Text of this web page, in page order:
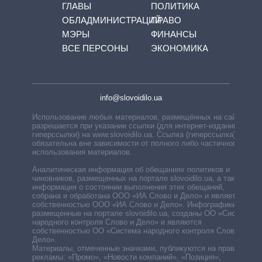
ГЛАВЫ
ОБЛАДМИНИСТРАЦИЙ
МЭРЫ
ВСЕ ПЕРСОНЫ
ПОЛИТИКА
ПРАВО
ФИНАНСЫ
ЭКОНОМИКА
info@slovoidilo.ua
Использование любых материалов, размещённых на сайте,
разрешается при указании ссылки (для интернет-изданий —
гиперссылки) на www.slovoidilo.ua. Ссылка (гиперссылка)
обязательна вне зависимости от полного либо частичного
использования материалов.
Аналитическая информация об обещаниях политиков и
чиновников, размещенных на портале slovoidilo.ua, а также
информация о состоянии выполнения этих обещаний,
собрана и обработана ООО «ИА Слово и Дело» и является
собственностью ООО «ИА Слово и Дело». Инфографики,
размещенные на портале slovoidilo.ua, созданы ОО «Система
народного контроля Слово и Дело» и являются
собственностью ОО «Система народного контроля Слово и
Дело».
Материалы, отмеченные значками, публикуются на правах
рекламы: «Промо», «Новости компаний», «Позиция»,